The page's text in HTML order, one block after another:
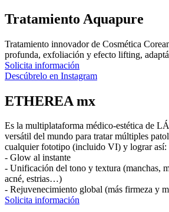
Tratamiento Aquapure
Tratamiento innovador de Cosmética
profunda, exfoliación y efecto lifting,
Solicita información
Descúbrelo en Instagram
ETHEREA mx
Es la multiplataforma médico-estética de
versátil del mundo para tratar múltiples
cualquier fototipo (incluido VI) y lograr así:
- Glow al instante
- Unificación del tono y textura (manchas,
acné, estrias…)
- Rejuvenecimiento global (más firmeza y
Solicita información